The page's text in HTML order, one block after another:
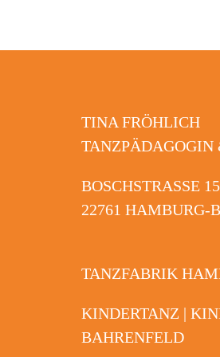
TINA FRÖHLICH
BOSCHSTRASSE
22761 HAMBURG-
TANZFABRIK
KINDERTANZ |
BAHRENFELD